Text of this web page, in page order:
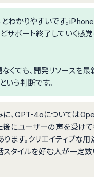
わかりやすいです。iPhone
サポート終了していく感
くても、開発リソースを最
いう判断です。
に、GPT-4oについては
後にユーザーの声を受け
ります。クリエイティブな
スタイルを好む人が一定数